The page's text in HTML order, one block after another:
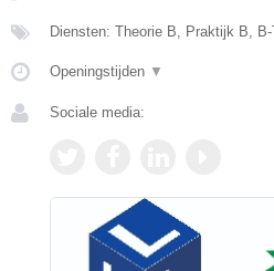
Diensten: Theorie B, Praktijk B,
Openingstijden ▼
Sociale media: